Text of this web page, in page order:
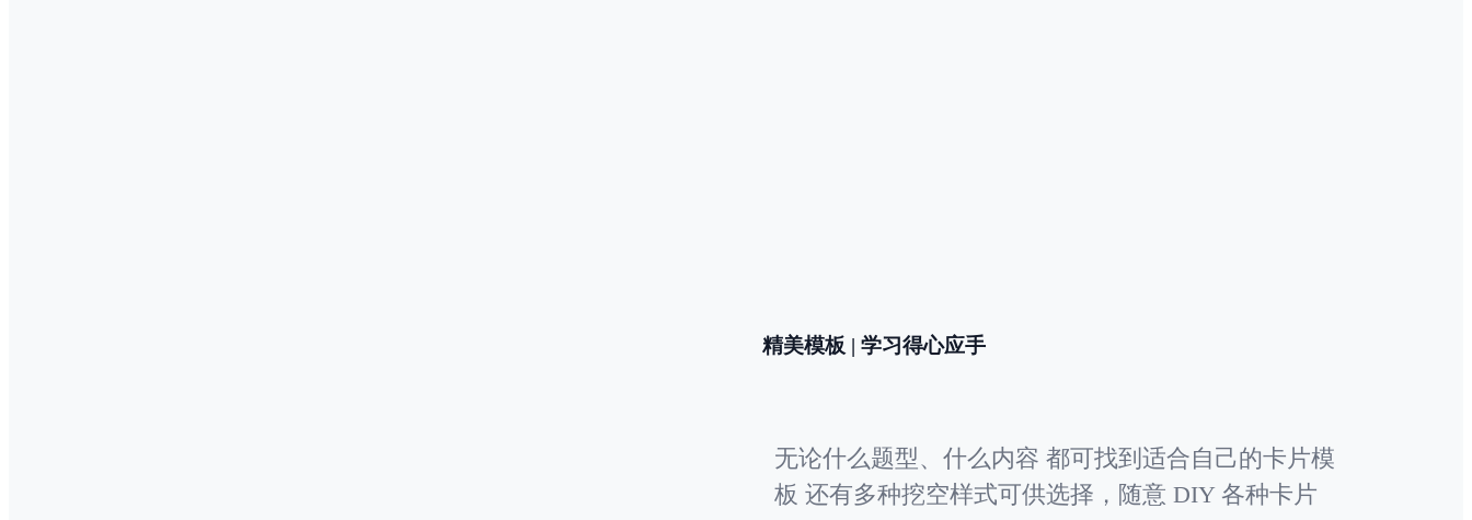
精美模板 | 学习得心应手
无论什么题型、什么内容 都可找到适合自己的卡片模
板 还有多种挖空样式可供选择，随意 DIY 各种卡片